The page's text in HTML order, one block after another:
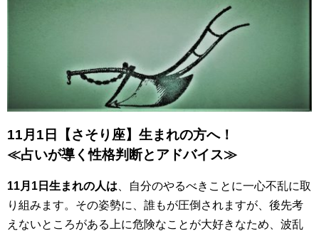
11月1日【さそり座】生まれの方へ！
≪占いが導く性格判断とアドバイス≫
11月1日生まれの人は 、自分のやるべきことに一心不乱に取
り組みます。その姿勢に、誰もが圧倒されますが、後先考
えないところがある上に危険なことが大好きなため、波乱